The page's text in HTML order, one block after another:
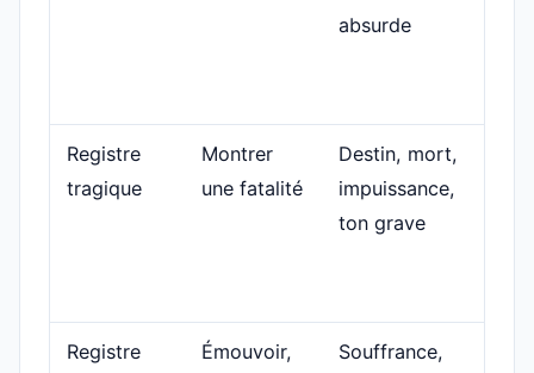
absurde
Registre
tragique
Montrer
une fatalité
Destin, mort,
impuissance,
ton grave
Registre
Émouvoir,
Souffrance,